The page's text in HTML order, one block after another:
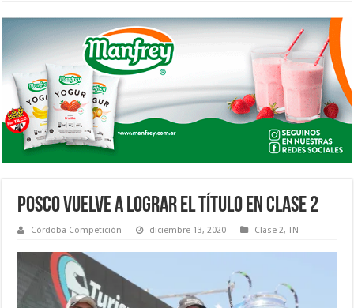
POSCO VUELVE A LOGRAR EL TÍTULO EN CLASE 2
Córdoba Competición diciembre 13, 2020 Clase 2,TN